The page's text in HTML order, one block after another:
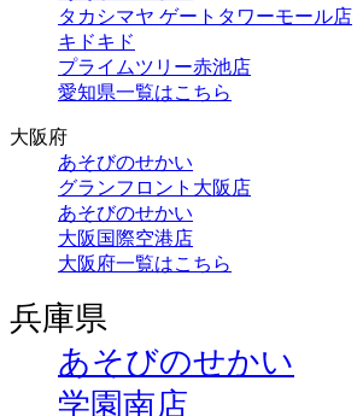
タカシマヤ ゲートタワーモール店
キドキド
プライムツリー赤池店
愛知県一覧はこちら
大阪府
あそびのせかい
グランフロント大阪店
あそびのせかい
大阪国際空港店
大阪府一覧はこちら
兵庫県
あそびのせかい
学園南店